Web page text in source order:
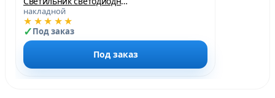
накладной
★★★★★
Под заказ
Под заказ